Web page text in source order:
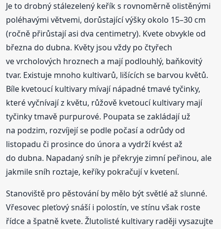
Je to drobný stálezelený keřík s rovnoměrně olistěnými
poléhavými větvemi, dorůstající výšky okolo 15–30 cm
(ročně přirůstají asi dva centimetry). Kvete obvykle od
března do dubna. Květy jsou vždy po čtyřech
ve vrcholových hroznech a mají podlouhlý, baňkovitý
tvar. Existuje mnoho kultivarů, lišících se barvou květů.
Bíle kvetoucí kultivary mívají nápadné tmavé tyčinky,
které vyčnívají z květu, růžově kvetoucí kultivary mají
tyčinky tmavě purpurové. Poupata se zakládají už
na podzim, rozvíjejí se podle počasí a odrůdy od
listopadu či prosince do února a vydrží kvést až
do dubna. Napadaný sníh je překryje zimní peřinou, ale
jakmile sníh roztaje, keříky pokračují v kvetení.
Stanoviště pro pěstování by mělo být světlé až slunné.
Vřesovec pleťový snáší i polostín, ve stínu však roste
řídce a špatně kvete. Žlutolisté kultivary raději vysazujte